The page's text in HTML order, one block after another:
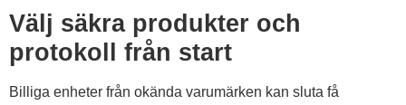
Välj säkra produkter och
protokoll från start
Billiga enheter från okända varumärken kan sluta få